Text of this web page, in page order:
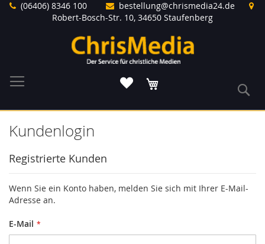
Direkt(06406) 8346 100
bestellung@chrismedia24.de
Robert-Bosch-Str. 10, 34650 Staufenberg
Kundenlogin
Registrierte Kunden
Wenn Sie ein Konto haben, melden Sie sich mit Ihrer E-Mail-
Adresse an.
E-Mail